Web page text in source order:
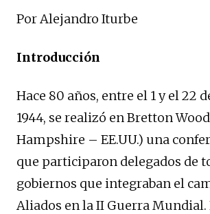
Por Alejandro Iturbe
Introducción
Hace 80 años, entre el 1 y el 22
1944, se realizó en Bretton
Hampshire – EE.UU.) una
que participaron delegados de
gobiernos que integraban el
Aliados en la II Guerra